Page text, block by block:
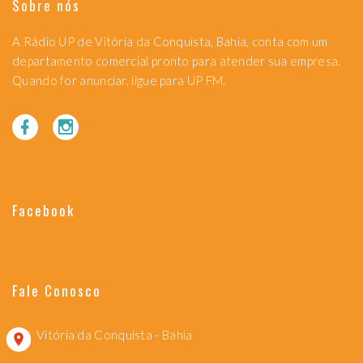
Sobre nós
A Rádio UP de Vitória da Conquista, Bahia, conta com um
departamento comercial pronto para atender sua empresa.
Quando for anunciar, ligue para UP FM.
Facebook
Fale Conosco
Vitória da Conquista - Bahia